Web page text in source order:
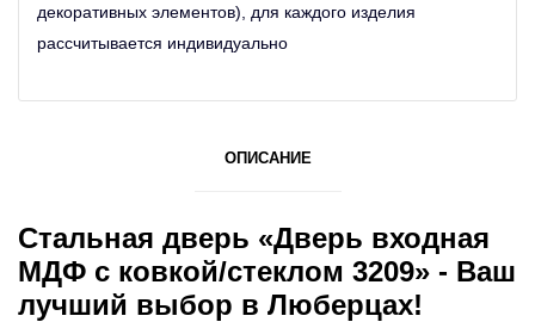
декоративных элементов), для каждого изделия
рассчитывается индивидуально
ОПИСАНИЕ
Стальная дверь «Дверь входная
МДФ с ковкой/стеклом 3209» - Ваш
лучший выбор в Люберцах!